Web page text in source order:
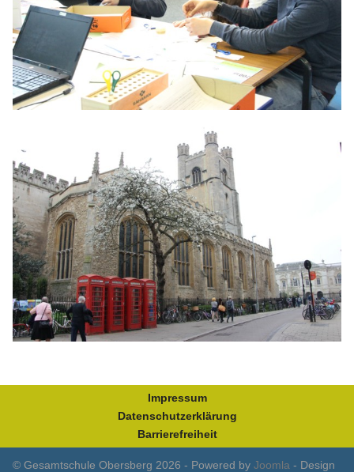
Impressum
Datenschutzerklärung
Barrierefreiheit
© Gesamtschule Obersberg 2026 - Powered byJoomla - Design